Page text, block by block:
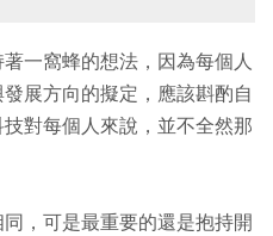
一窩蜂的想法，因為每個人
展方向的擬定，應該斟酌自
對每個人來說，並不全然那
，可是最重要的還是抱持開